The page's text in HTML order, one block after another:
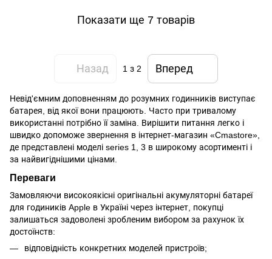
Показати ще 7 товарів
Назад 1 з 2 Вперед
Невід'ємним доповненням до розумних годинників виступає
батарея, від якої вони працюють. Часто при тривалому
використанні потрібно її заміна. Вирішити питання легко і
швидко допоможе звернення в інтернет-магазин «Cmastore»,
де представлені моделі series 1, 3 в широкому асортименті і
за найвигіднішими цінами.
Переваги
Замовляючи високоякісні оригінальні акумуляторні батареї
для годиників Apple в Україні через інтернет, покупці
залишаться задоволені зробленим вибором за рахунок їх
достоїнств:
відповідність конкретних моделей пристроїв;